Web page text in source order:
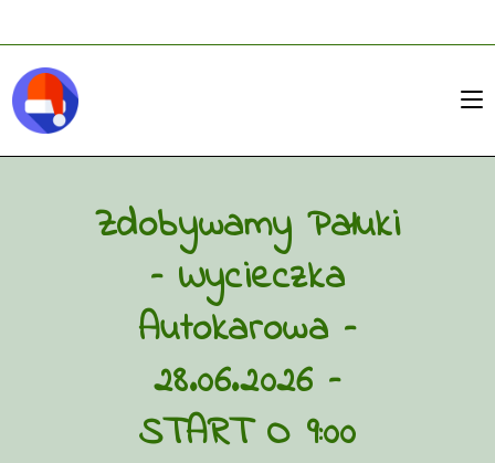
Zdobywamy Pałuki
– Wycieczka
Autokarowa –
28.06.2026 –
START O 9:00